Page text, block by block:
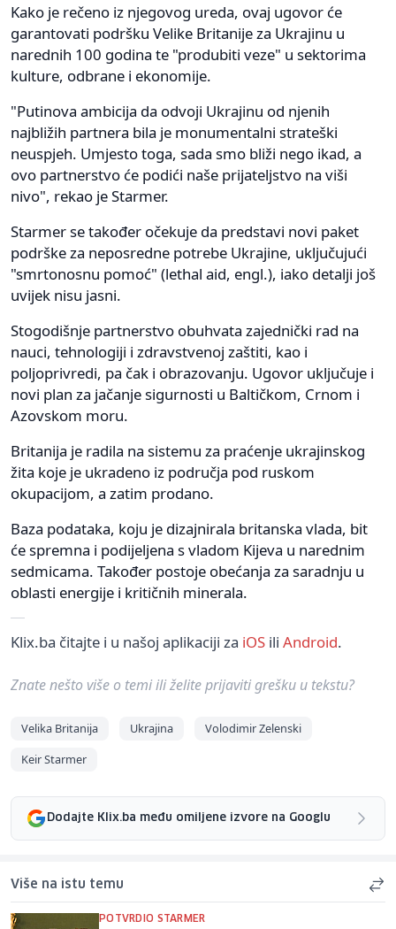
Kako je rečeno iz njegovog ureda, ovaj ugovor će
garantovati podršku Velike Britanije za Ukrajinu u
narednih 100 godina te "produbiti veze" u sektorima
kulture, odbrane i ekonomije.
"Putinova ambicija da odvoji Ukrajinu od njenih
najbližih partnera bila je monumentalni strateški
neuspjeh. Umjesto toga, sada smo bliži nego ikad, a
ovo partnerstvo će podići naše prijateljstvo na viši
nivo", rekao je Starmer.
Starmer se također očekuje da predstavi novi paket
podrške za neposredne potrebe Ukrajine, uključujući
"smrtonosnu pomoć" (lethal aid, engl.), iako detalji još
uvijek nisu jasni.
Stogodišnje partnerstvo obuhvata zajednički rad na
nauci, tehnologiji i zdravstvenoj zaštiti, kao i
poljoprivredi, pa čak i obrazovanju. Ugovor uključuje i
novi plan za jačanje sigurnosti u Baltičkom, Crnom i
Azovskom moru.
Britanija je radila na sistemu za praćenje ukrajinskog
žita koje je ukradeno iz područja pod ruskom
okupacijom, a zatim prodano.
Baza podataka, koju je dizajnirala britanska vlada, bit
će spremna i podijeljena s vladom Kijeva u narednim
sedmicama. Također postoje obećanja za saradnju u
oblasti energije i kritičnih minerala.
Klix.ba čitajte i u našoj aplikaciji za iOS ili Android.
Znate nešto više o temi ili želite prijaviti grešku u tekstu?
Velika Britanija Ukrajina
Volodimir Zelenski
Keir Starmer
Dodajte Klix.ba među omiljene izvore na Googlu
Više na istu temu
POTVRDIO STARMER